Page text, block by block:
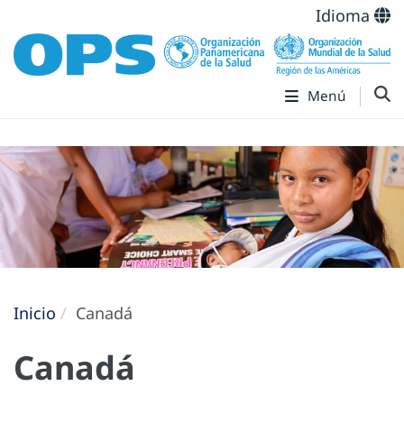
Idioma
Menú
Inicio Canadá
Canadá